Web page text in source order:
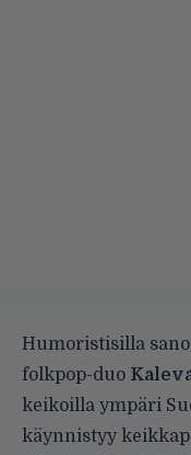
Humoristisilla
folkpop-duo
keikoilla ympäri
käynnistyy